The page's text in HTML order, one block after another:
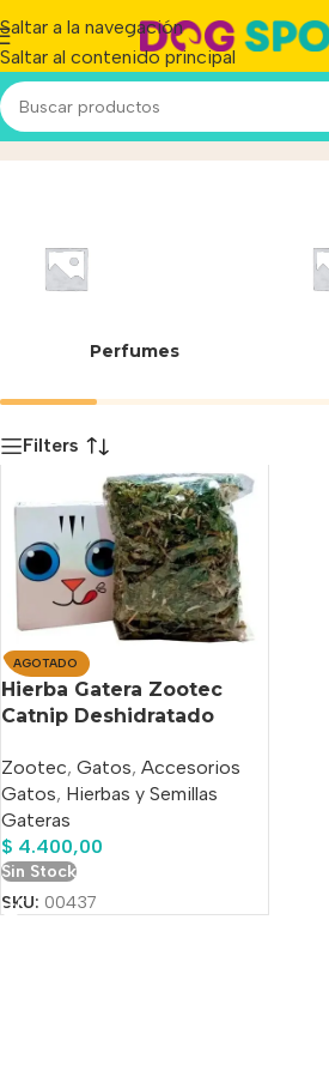
Saltar a la navegación
Saltar al contenido principal
00437Inicio/Producto
Perfumes
Filters
AGOTADO
Hierba Gatera Zootec
Catnip Deshidratado
Zootec, Gatos, Accesorios
Gatos, Hierbas y Semillas
Gateras
$ 4.400,00
Sin Stock
SKU: 00437